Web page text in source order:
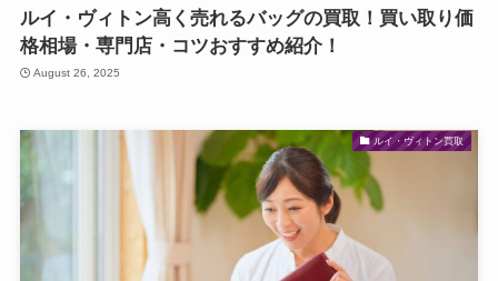
ルイ・ヴィトン高く売れるバッグの買取！買い取り価
格相場・専門店・コツおすすめ紹介！
August 26, 2025
ルイ・ヴィトン買取